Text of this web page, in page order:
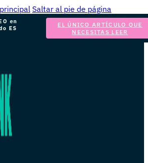
Saltar al pie de página
en
ES
EL ÚNICO ARTÍCULO QUE
NECESITAS LEER